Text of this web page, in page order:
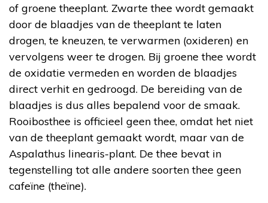
of groene theeplant. Zwarte thee wordt gemaakt
door de blaadjes van de theeplant te laten
drogen, te kneuzen, te verwarmen (oxideren) en
vervolgens weer te drogen. Bij groene thee wordt
de oxidatie vermeden en worden de blaadjes
direct verhit en gedroogd. De bereiding van de
blaadjes is dus alles bepalend voor de smaak.
Rooibosthee is officieel geen thee, omdat het niet
van de theeplant gemaakt wordt, maar van de
Aspalathus linearis-plant. De thee bevat in
tegenstelling tot alle andere soorten thee geen
cafeïne (theïne).